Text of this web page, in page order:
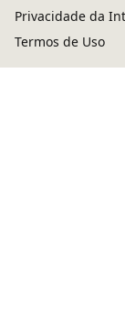
Privacidade da
Termos de Uso